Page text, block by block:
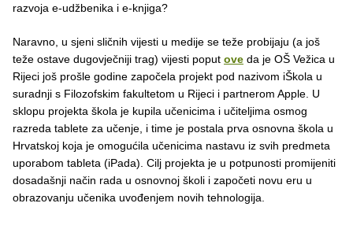
razvoja e-udžbenika i e-knjiga?
Naravno, u sjeni sličnih vijesti u medije se teže probijaju (a još
teže ostave dugovječniji trag) vijesti poput ove da je OŠ Vežica u
Rijeci još prošle godine započela projekt pod nazivom iŠkola u
suradnji s Filozofskim fakultetom u Rijeci i partnerom Apple. U
sklopu projekta škola je kupila učenicima i učiteljima osmog
razreda tablete za učenje, i time je postala prva osnovna škola u
Hrvatskoj koja je omogućila učenicima nastavu iz svih predmeta
uporabom tableta (iPada). Cilj projekta je u potpunosti promijeniti
dosadašnji način rada u osnovnoj školi i započeti novu eru u
obrazovanju učenika uvođenjem novih tehnologija.